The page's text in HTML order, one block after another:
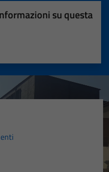
su questa
su 5